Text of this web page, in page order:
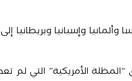
وألمانيا وإسبانيا
“المظلة الأمريكية” التي لم